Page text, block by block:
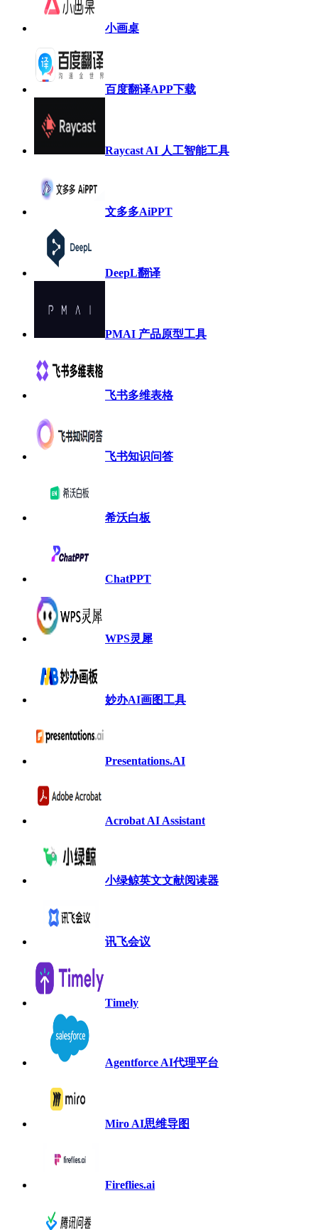
小画桌
百度翻译APP下载
Raycast AI 人工智能工具
文多多AiPPT
DeepL翻译
PMAI 产品原型工具
飞书多维表格
飞书知识问答
希沃白板
ChatPPT
WPS灵犀
妙办AI画图工具
Presentations.AI
Acrobat AI Assistant
小绿鲸英文文献阅读器
讯飞会议
Timely
Agentforce AI代理平台
Miro AI思维导图
Fireflies.ai